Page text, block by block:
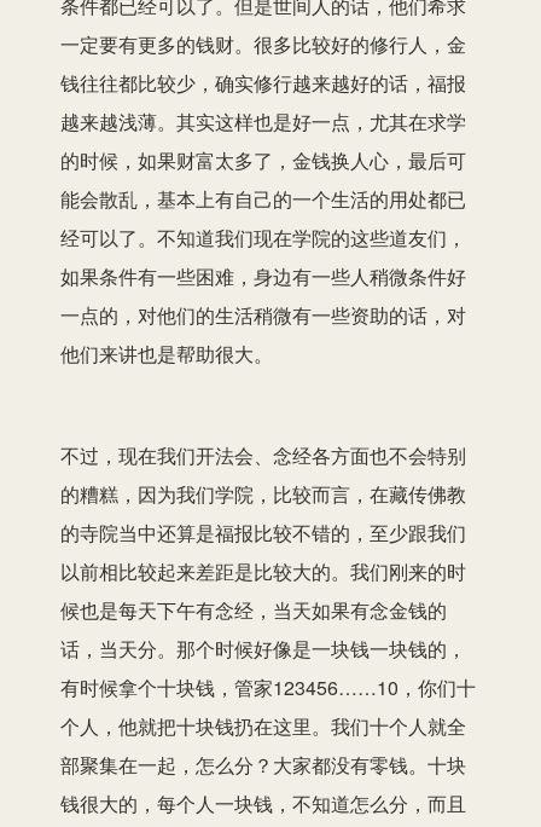
一定要有更多的钱财。很多比较好的修行人，金
钱往往都比较少，确实修行越来越好的话，福报
越来越浅薄。其实这样也是好一点，尤其在求学
的时候，如果财富太多了，金钱换人心，最后可
能会散乱，基本上有自己的一个生活的用处都已
经可以了。不知道我们现在学院的这些道友们，
如果条件有一些困难，身边有一些人稍微条件好
一点的，对他们的生活稍微有一些资助的话，对
他们来讲也是帮助很大。
不过，现在我们开法会、念经各方面也不会特别
的糟糕，因为我们学院，比较而言，在藏传佛教
的寺院当中还算是福报比较不错的，至少跟我们
以前相比较起来差距是比较大的。我们刚来的时
候也是每天下午有念经，当天如果有念金钱的
话，当天分。那个时候好像是一块钱一块钱的，
有时候拿个十块钱，管家123456……10，你们十
个人，他就把十块钱扔在这里。我们十个人就全
部聚集在一起，怎么分？大家都没有零钱。十块
钱很大的，每个人一块钱，不知道怎么分，而且